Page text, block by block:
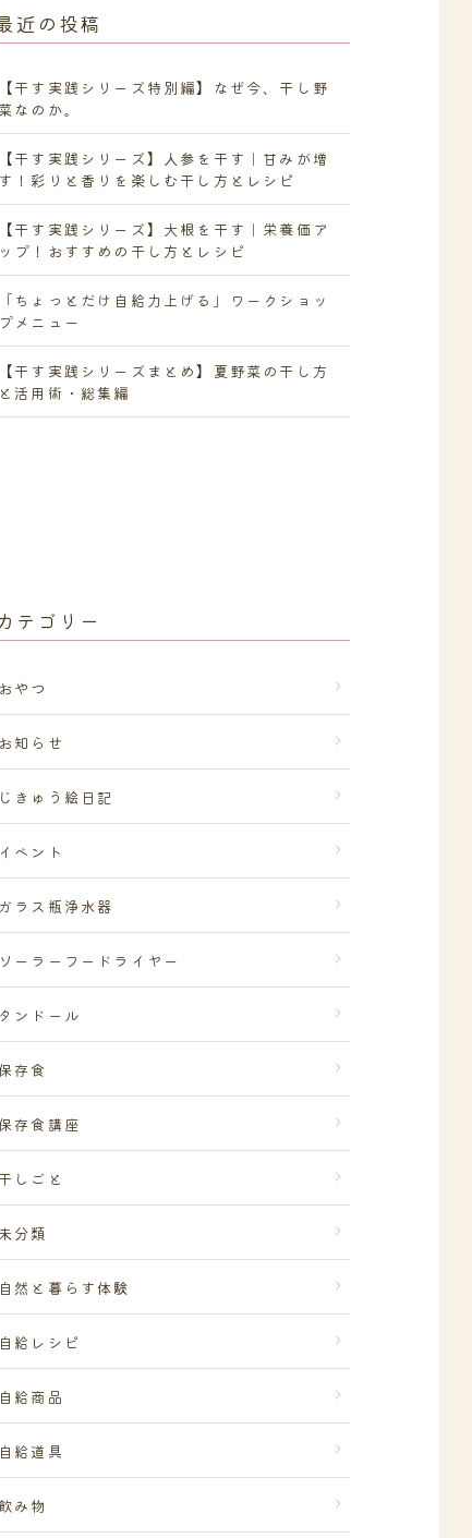
近の投稿
【干す実践シリーズ特別編】なぜ今、干し野
菜なのか。
【干す実践シリーズ】人参を干す｜甘みが増
す！彩りと香りを楽しむ干し方とレシピ
【干す実践シリーズ】大根を干す｜栄養価ア
ップ！おすすめの干し方とレシピ
「ちょっとだけ自給力上げる」ワークショッ
プメニュー
【干す実践シリーズまとめ】夏野菜の干し方
と活用術・総集編
テゴリー
おやつ
お知らせ
じきゅう絵日記
イベント
ガラス瓶浄水器
ソーラーフードライヤー
タンドール
保存食
保存食講座
干しごと
未分類
自然と暮らす体験
自給レシピ
自給商品
自給道具
飲み物